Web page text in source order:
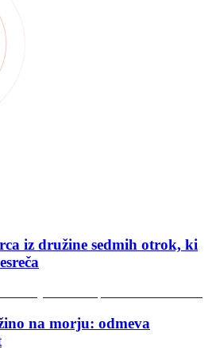
iz družine sedmih otrok, ki
na morju: odmeva